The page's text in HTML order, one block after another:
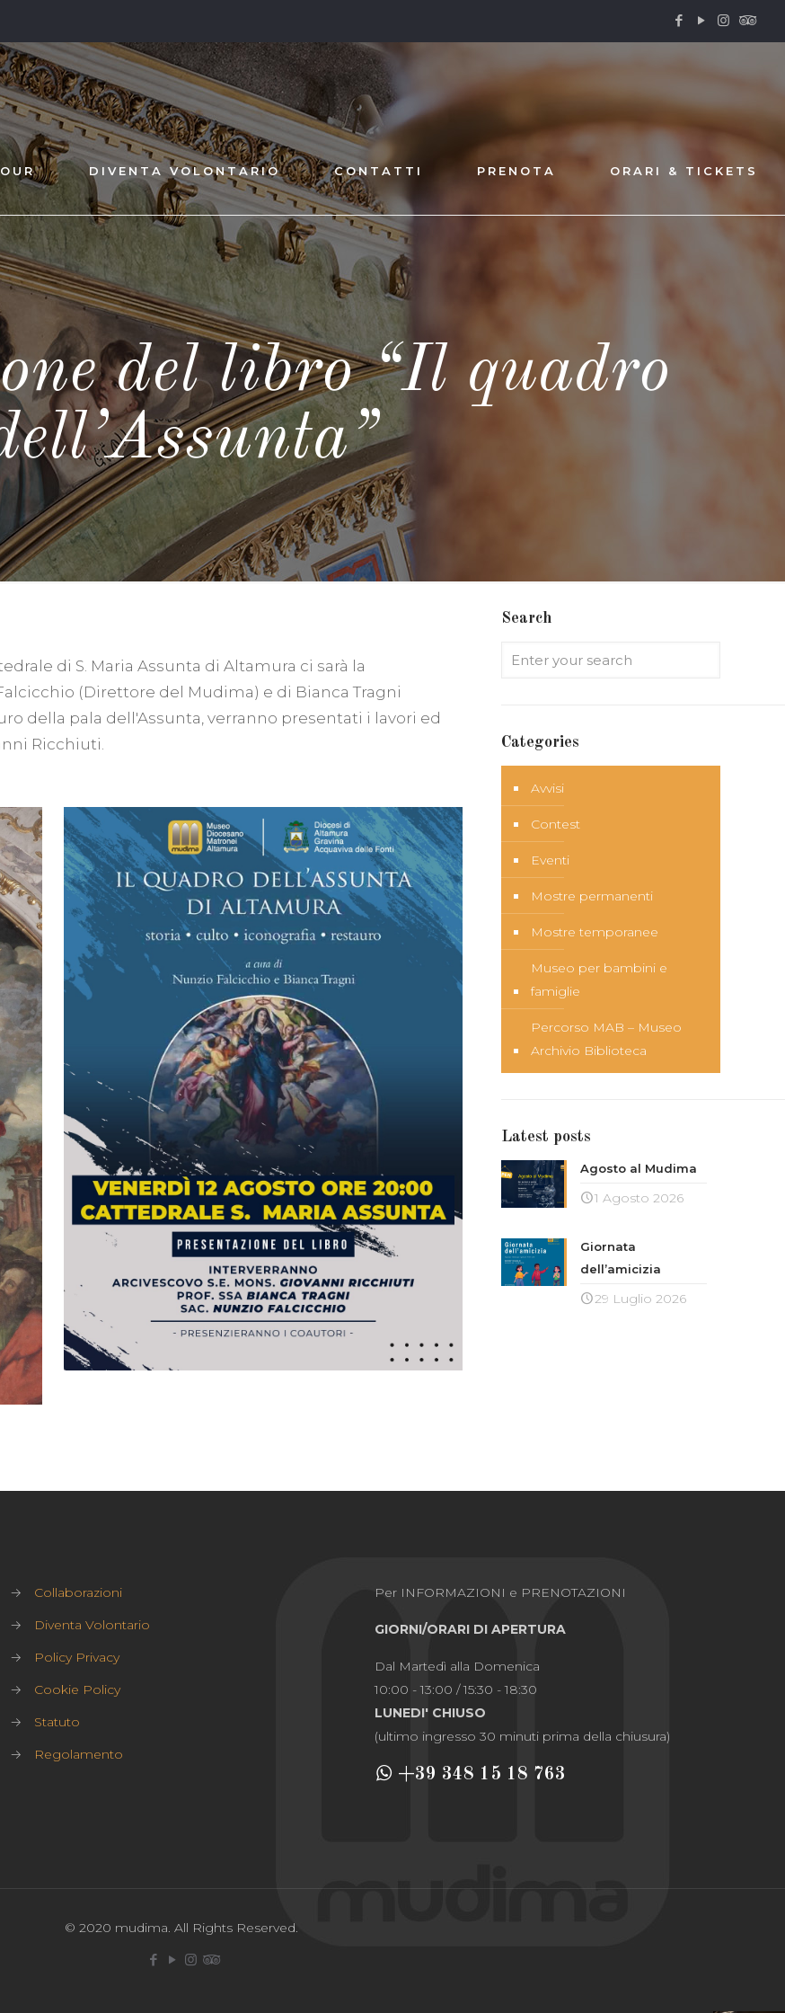
DIVENTA VOLONTARIO CONTATTI PRENOTA ORARI & TICKETS
del libro “Il quadro
di S. Maria Assunta di Altamura ci sarà la
(Direttore del Mudima) e di Bianca Tragni
della pala dell'Assunta, verranno presentati i lavori ed
Ricchiuti.
Search
Categories
Avvisi
Contest
Eventi
Mostre permanenti
Mostre temporanee
Museo per bambini e
famiglie
Percorso MAB – Museo
Archivio Biblioteca
Latest posts
Agosto al Mudima
1 Agosto 2026
Giornata
dell’amicizia
29 Luglio 2026
→
Collaborazioni
→
Diventa Volontario
→
Policy Privacy
→
Cookie Policy
→
Statuto
→
Regolamento
Per INFORMAZIONI e PRENOTAZIONI
GIORNI/ORARI DI APERTURA
Dal Martedì alla Domenica
10:00 - 13:00 / 15:30 - 18:30
LUNEDI' CHIUSO
(ultimo ingresso 30 minuti prima della chiusura)
+39 348 15 18 763
© 2020 mudima. All Rights Reserved.